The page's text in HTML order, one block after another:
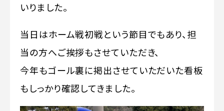
いりました。
当日はホーム戦初戦という節目でもあり、担
当の方へご挨拶もさせていただき、
今年もゴール裏に掲出させていただいた看板
もしっかり確認してきました。